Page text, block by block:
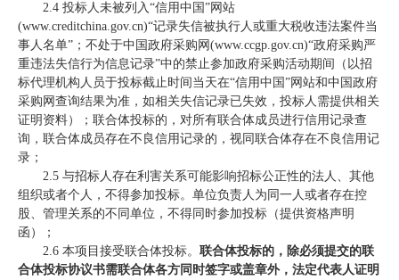
2.4 投标人未被列入“信用中国”网站
(www.creditchina.gov.cn)“记录失信被执行人或重大税收违法案件当
事人名单” ；不处于中国政府采购网 (www.ccgp.gov.cn)“政府采购严
重违法失信行为信息记录”中的禁止参加政府采购活动期间
（ 以招
标代理机构人员于投标截止时间当天在“信用中国 ”网站和中国政府
采购网 查询结果为准，如相关失信记录已失效， 投标人 需提供相关
证明资料）；联合体投标的，对所有联合体成员进行信用记录查
询，联合体成员存在不良信用记录的，视同联合体存在不良信用记
录 ；
2.5 与招标人存在利害关系可能影响招标公正性的法人、其他
组织或者个人，不得参加投标。单位负责人为同一人或者存在控
股、管理关系的不同单位，不得同时参加投标（提供资格声明
函）
；
2.6 本项目接受联合体投标。 联合体投标的，除必须提交的联
合体投标协议书需联合体各方同时签字或盖章外，法定代表人证明